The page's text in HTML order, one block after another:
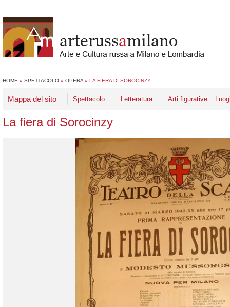
HOME » SPETTACOLO » OPERA » LA FIERA DI SOROCINZY
Mappa del sito Spettacolo Letteratura Arti figurative
La fiera di Sorocinzy